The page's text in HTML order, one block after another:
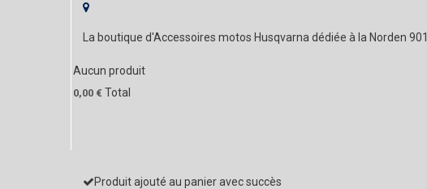
La boutique d'Accessoires motos Husqvarna dédiée à la Norden 901
Aucun produit
0,00 € Total
Produit ajouté au panier avec succès